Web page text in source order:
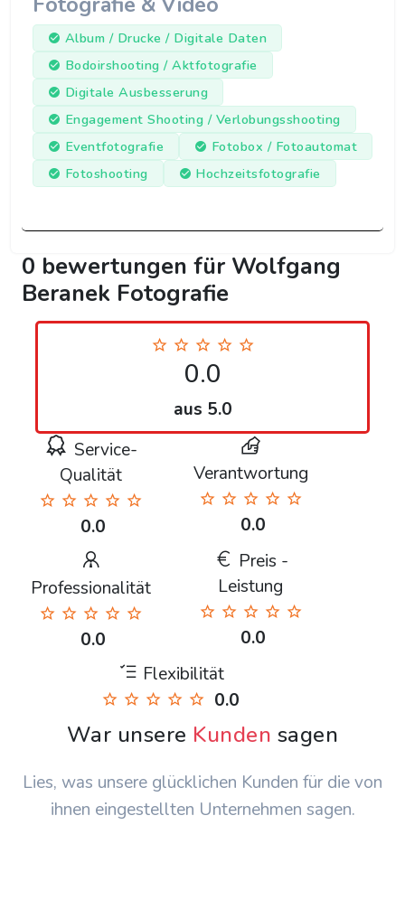
Album / Drucke / Digitale Daten
Bodoirshooting / Aktfotografie
Digitale Ausbesserung
Engagement Shooting / Verlobungsshooting
Eventfotografie
Fotobox / Fotoautomat
Fotoshooting
Hochzeitsfotografie
0 bewertungen für Wolfgang
Beranek Fotografie
0.0
aus 5.0
Service-
Qualität
0.0
Verantwortung
0.0
Professionalität
0.0
Preis -
Leistung
0.0
Flexibilität
0.0
War unsere Kunden sagen
Lies, was unsere glücklichen Kunden für die von
ihnen eingestellten Unternehmen sagen.